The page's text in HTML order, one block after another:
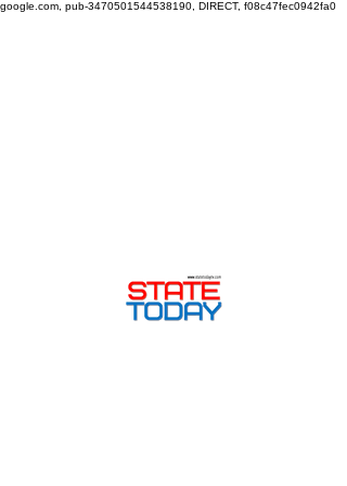
google.com, pub-3470501544538190, DIRECT, f08c47fec0942fa0